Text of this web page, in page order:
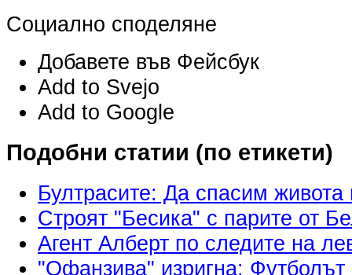
Социално споделяне
Добавете във Фейсбук
Add to Svejo
Add to Google
Подобни статии (по етикети)
Бултрасите: Да спасим
Строят "Бесика" с парите от
Агент Алберт по следите на
"Офанзива" изригна: